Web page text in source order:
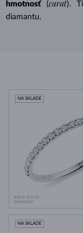
hmotnosť
(carat).
diamantu.
BIELE ZLATO
DIAMANT
NA SKLADE
NA SKLADE